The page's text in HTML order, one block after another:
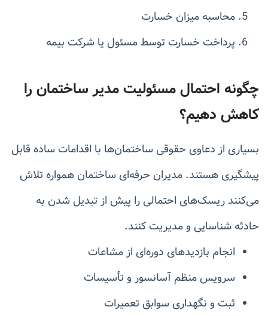
محاسبه میزان خسارت
پرداخت خسارت توسط مسئول یا شرکت بیمه
چگونه احتمال مسئولیت مدیر ساختمان را
کاهش دهیم؟
بسیاری از دعاوی حقوقی ساختمان‌ها با اقدامات ساده قابل
پیشگیری هستند. مدیران حرفه‌ای ساختمان همواره تلاش
می‌کنند ریسک‌های احتمالی را پیش از تبدیل شدن به
حادثه شناسایی و مدیریت کنند.
انجام بازدیدهای دوره‌ای از مشاعات
سرویس منظم آسانسور و تأسیسات
ثبت و نگهداری سوابق تعمیرات